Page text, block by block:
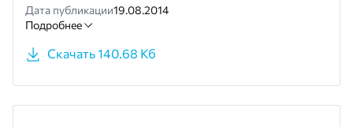
Дата публикации19.08.2014
Подробнее
Скачать 140.68 Кб